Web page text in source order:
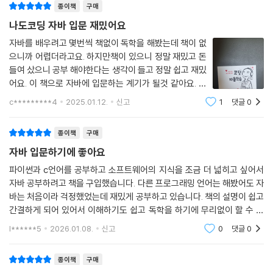
종이책 구매
나도코딩 자바 입문 재밌어요
자바를 배우려고 몇번씩 책없이 독학을 해봤는데 책이 없
으니까 어렵더라고요. 하지만책이 있으니 정말 재밌고 돈
들여 샀으니 공부 해야한다는 생각이 들고 정말 쉽고 재밌
어요. 이 책으로 자바에 입문하는 계기가 될것 같아요. 정
말 추천드려요.
c*********4 2025.01.12. 신고 1 댓글0
종이책 구매
자바 입문하기에 좋아요
파이썬과 c언어를 공부하고 소프트웨어의 지식을 조금 더 넓히고 싶어서
자바 공부하려고 책을 구입했습니다. 다른 프로그래밍 언어는 해봤어도 자
바는 처음이라 걱정했었는데 재밌게 공부하고 있습니다. 책의 설명이 쉽고
간결하게 되어 있어서 이해하기도 쉽고 독학을 하기에 무리없이 할 수 있
어서 좋습니다.
l******5 2026.01.08. 신고 0 댓글0
종이책 구매